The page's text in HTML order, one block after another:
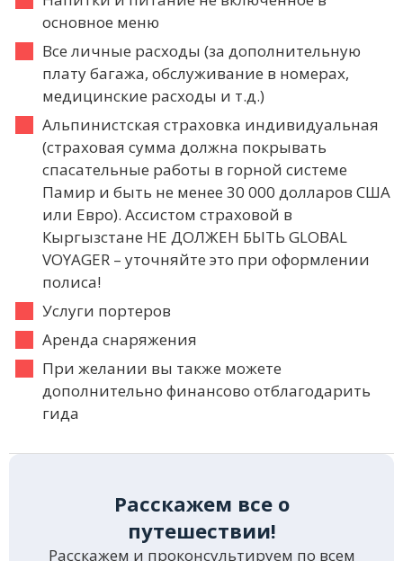
основное меню
Все личные расходы (за дополнительную
плату багажа, обслуживание в номерах,
медицинские расходы и т.д.)
Альпинистская страховка индивидуальная
(страховая сумма должна покрывать
спасательные работы в горной системе
Памир и быть не менее 30 000 долларов США
или Евро). Ассистом страховой в
Кыргызстане НЕ ДОЛЖЕН БЫТЬ GLOBAL
VOYAGER – уточняйте это при оформлении
полиса!
Услуги портеров
Аренда снаряжения
При желании вы также можете
дополнительно финансово отблагодарить
гида
Расскажем все о
путешествии!
Расскажем и проконсультируем по всем